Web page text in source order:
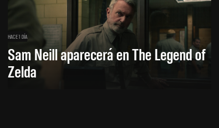
HACE 1 DÍA
Sam Neill aparecerá en The Legend of
Zelda